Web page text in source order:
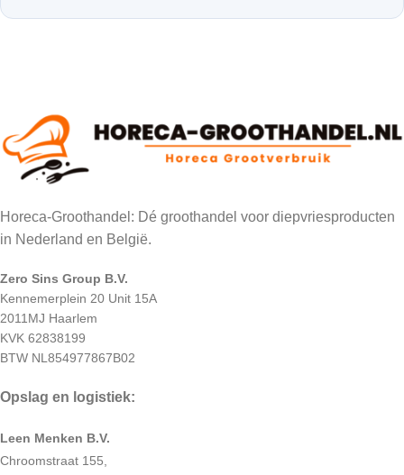
Horeca-Groothandel: Dé groothandel voor diepvriesproducten
in Nederland en België.
Zero Sins Group B.V.
Kennemerplein 20 Unit 15A
2011MJ Haarlem
KVK 62838199
BTW NL854977867B02
Opslag en logistiek:
Leen Menken B.V.
Chroomstraat 155,